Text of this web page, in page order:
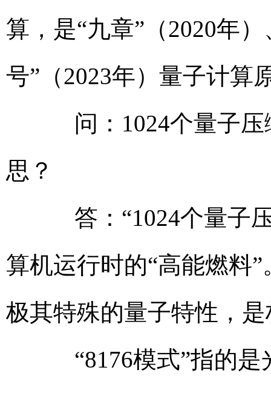
算，是“九章”（2020年
号”（2023年）量子计算
问：1024个量子压
思？
答：“1024个量子压
算机运行时的“高能燃料
极其特殊的量子特性，
“8176模式”指的是